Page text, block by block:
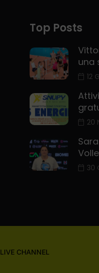
Top Posts
una
12
20
30
LIVE CHANNEL